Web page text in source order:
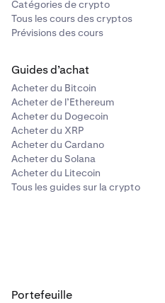
Catégories de crypto
Tous les cours des cryptos
Prévisions des cours
Guides d’achat
Acheter du Bitcoin
Acheter de l’Ethereum
Acheter du Dogecoin
Acheter du XRP
Acheter du Cardano
Acheter du Solana
Acheter du Litecoin
Tous les guides sur la crypto
Portefeuille